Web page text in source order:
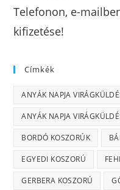
Telefonon, e-
kifizetése!
Címkék
ANYÁK NAPJA
ANYÁK NAPJA
BORDÓ KOSZORÚK
EGYEDI KOSZORÚ
GERBERA KOSZORÚ